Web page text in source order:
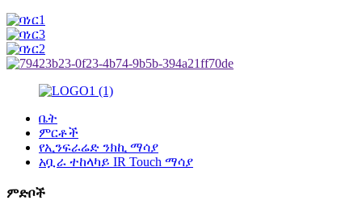
ቤት
ምርቶች
የኢንፍራሬድ ንክኪ ማሳያ
አቧራ ተከላካይ IR Touch ማሳያ
ምድቦች